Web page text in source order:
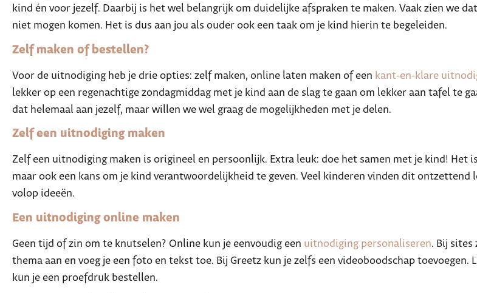
kind én voor jezelf. Daarbij is het wel belangrijk om duidelijke afspraken te maken. Vaak zien we
niet mogen komen. Het is dus aan jou als ouder ook een taak om je kind hierin te begeleiden.
Zelf maken of bestellen?
Voor de uitnodiging heb je drie opties: zelf maken, online laten maken of een kant-en-klare
lekker op een regenachtige zondagmiddag met je kind aan de slag te gaan om lekker aan tafel te
dat helemaal aan jezelf, maar willen we wel graag de mogelijkheden met je delen.
Zelf een uitnodiging maken
Zelf een uitnodiging maken is origineel en persoonlijk. Extra leuk: doe het samen met je kind! Het
maar ook een kans om je kind verantwoordelijkheid te geven. Veel kinderen vinden dit
volop ideeën.
Een uitnodiging online maken
Geen tijd of zin om te knutselen? Online kun je eenvoudig een uitnodiging personaliseren. Bij sites
thema aan en voeg je een foto en tekst toe. Bij Greetz kun je zelfs een videoboodschap
kun je een proefdruk bestellen.